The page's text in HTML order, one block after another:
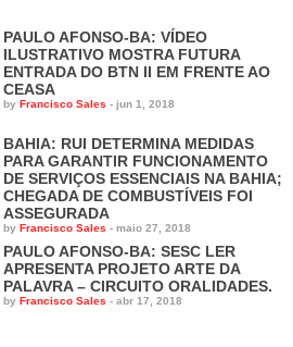
PAULO AFONSO-BA: VÍDEO
ILUSTRATIVO MOSTRA FUTURA
ENTRADA DO BTN II EM FRENTE AO
CEASA
by Francisco Sales - jun 1, 2018
BAHIA: RUI DETERMINA MEDIDAS
PARA GARANTIR FUNCIONAMENTO
DE SERVIÇOS ESSENCIAIS NA BAHIA;
CHEGADA DE COMBUSTÍVEIS FOI
ASSEGURADA
by Francisco Sales - maio 27, 2018
PAULO AFONSO-BA: SESC LER
APRESENTA PROJETO ARTE DA
PALAVRA – CIRCUITO ORALIDADES.
by Francisco Sales - abr 17, 2018